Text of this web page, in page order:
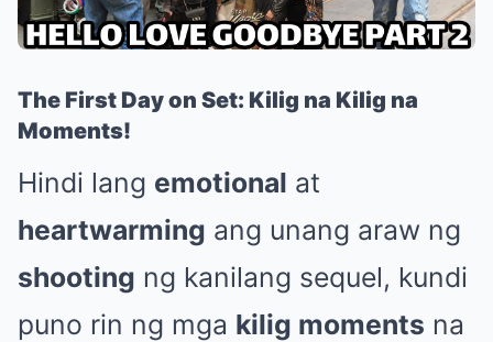
The First Day on Set: Kilig na Kilig na
Moments!
Hindi lang emotional at
heartwarming ang unang araw ng
shooting ng kanilang sequel, kundi
puno rin ng mga kilig moments na